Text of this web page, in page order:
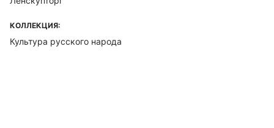
КОЛЛЕКЦИЯ:
Культура русского народа